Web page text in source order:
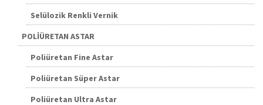
Selülozik Renkli Vernik
POLİÜRETAN ASTAR
Poliüretan Fine Astar
Poliüretan Süper Astar
Poliüretan Ultra Astar